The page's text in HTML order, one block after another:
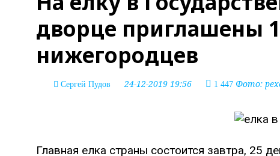
дворце приглашены
нижегородцев
Сергей Пудов 24-12-2019 19:56 1 447 Фото:
Главная елка страны состоится завтра, 25